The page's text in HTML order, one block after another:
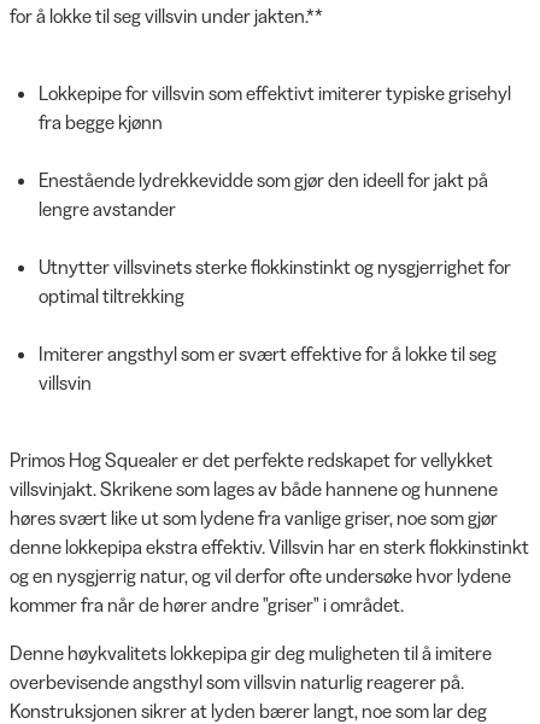
for å lokke til seg villsvin under jakten.**
Lokkepipe for villsvin som effektivt imiterer typiske grisehyl
fra begge kjønn
Enestående lydrekkevidde som gjør den ideell for jakt på
lengre avstander
Utnytter villsvinets sterke flokkinstinkt og nysgjerrighet for
optimal tiltrekking
Imiterer angsthyl som er svært effektive for å lokke til seg
villsvin
Primos Hog Squealer er det perfekte redskapet for vellykket
villsvinjakt. Skrikene som lages av både hannene og hunnene
høres svært like ut som lydene fra vanlige griser, noe som gjør
denne lokkepipa ekstra effektiv. Villsvin har en sterk flokkinstinkt
og en nysgjerrig natur, og vil derfor ofte undersøke hvor lydene
kommer fra når de hører andre "griser" i området.
Denne høykvalitets lokkepipa gir deg muligheten til å imitere
overbevisende angsthyl som villsvin naturlig reagerer på.
Konstruksjonen sikrer at lyden bærer langt, noe som lar deg